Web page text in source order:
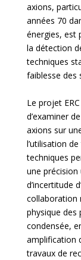
axions,
années 70
énergies, est
la détection
techniques
faiblesse des
Le projet
d’examiner
axions sur
l’utilisation
techniques
une
d’incertitude
collaboration
physique des
condensée,
amplification
travaux de